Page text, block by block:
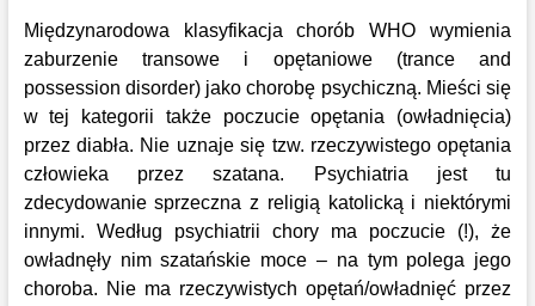
Międzynarodowa klasyfikacja chorób WHO wymienia
zaburzenie transowe i opętaniowe (trance and
possession disorder) jako chorobę psychiczną. Mieści się
w tej kategorii także poczucie opętania (owładnięcia)
przez diabła. Nie uznaje się tzw. rzeczywistego opętania
człowieka przez szatana. Psychiatria jest tu
zdecydowanie sprzeczna z religią katolicką i niektórymi
innymi. Według psychiatrii chory ma poczucie (!), że
owładnęły nim szatańskie moce – na tym polega jego
choroba. Nie ma rzeczywistych opętań/owładnięć przez